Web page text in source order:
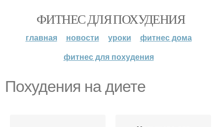
ФИТНЕС ДЛЯ ПОХУДЕНИЯ
главная новости уроки
фитнес дома
фитнес для похудения
Похудения на диете